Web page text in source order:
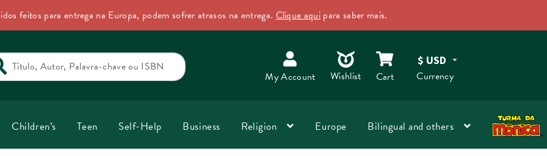
feitos para entrega na Europa, podem sofrer atrasos na entrega.Clique aqui para saber mais.
My Account
O
Wishlist Cart Currency
Children’s Teen Self-Help Business Religion Europe Bilingual and others